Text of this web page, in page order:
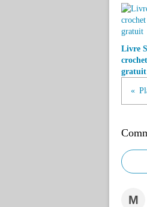
Livre
gratuit
M